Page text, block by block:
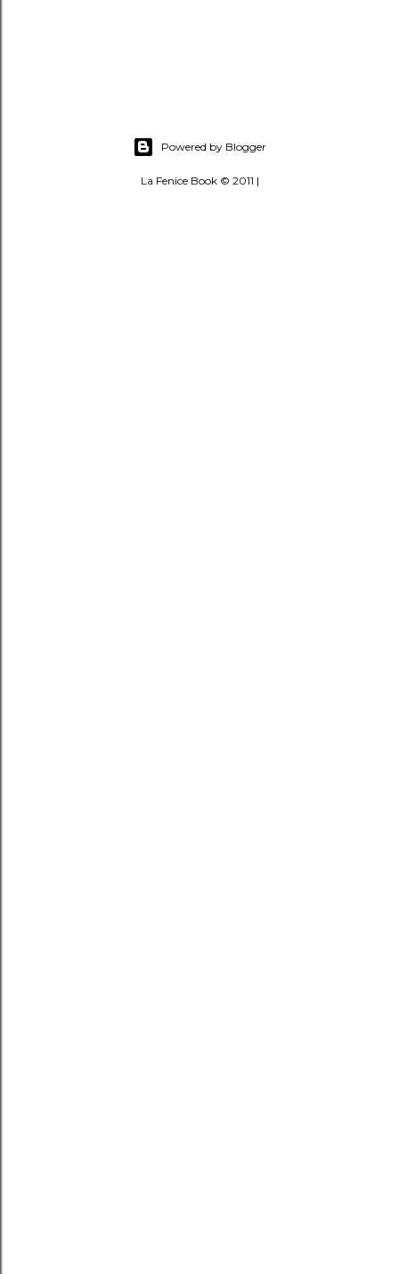
Powered by Blogger
La Fenice Book © 2011 |